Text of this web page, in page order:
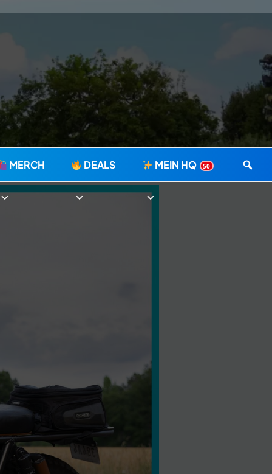
MERCH DEALS MEIN HQ 50